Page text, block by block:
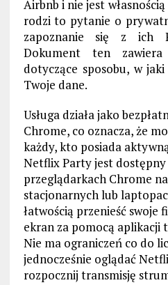
Airbnb i nie jest
rodzi to pytanie o
zapoznanie się z ich
Dokument ten zawiera
dotyczące sposobu, w
Twoje dane.
Usługa działa jako
Chrome, co oznacza, że
każdy, kto posiada
Netflix Party jest
przeglądarkach Chrome
stacjonarnych lub
łatwością przenieść
ekran za pomocą aplikacji
Nie ma ograniczeń co do
jednocześnie oglądać
rozpocznij transmisję